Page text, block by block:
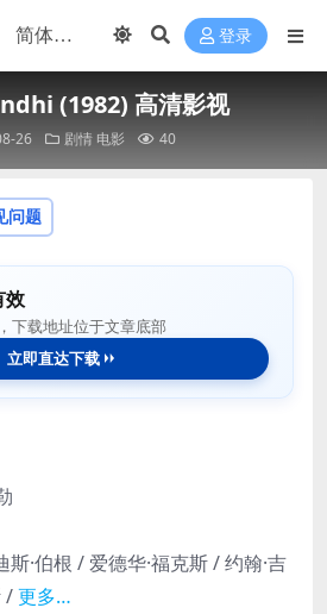
登录
(1982) 高清影视
26 剧情 电影 40
问题
效
下载地址位于文章底部
立即直达下载
斯·伯根 / 爱德华·福克斯 / 约翰·吉
/更多…